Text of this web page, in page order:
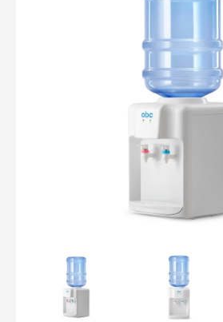
Оплатите сейчас
25% стоимости